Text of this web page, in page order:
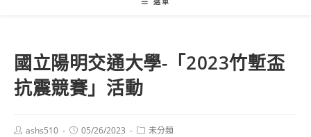
國立陽明交通大學-「2023竹塹盃
抗震競賽」活動
Postashs510
Post05/26/2023
Post未分類